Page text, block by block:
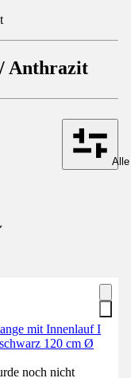
Anthrazit
mit Innenlauf I
120 cm Ø
noch nicht